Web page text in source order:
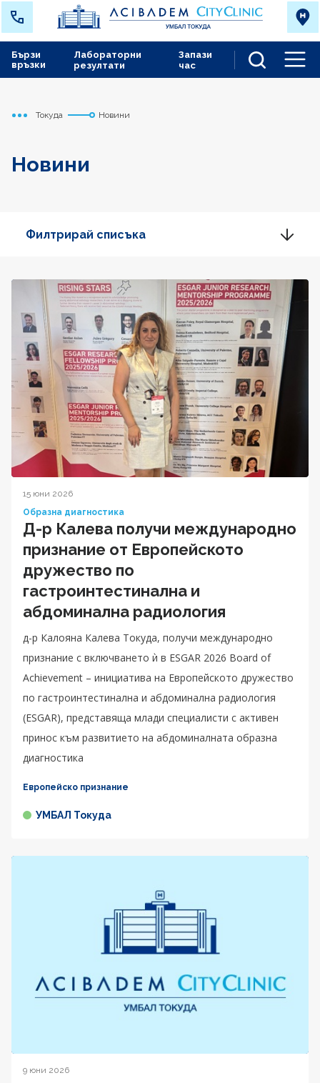
Лабораторни
резултати
Запази
час
Бързи
връзки
Начало
Токуда Новини
Новини
Филтрирай списъка
15 юни 2026
Образна диагностика
Д-р Калева получи международно
признание от Европейското
дружество по
гастроинтестинална и
абдоминална радиология
д-р Калояна Калева Токуда, получи международно
признание с включването ѝ в ESGAR 2026 Board of
Achievement – инициатива на Европейското дружество
по гастроинтестинална и абдоминална радиология
(ESGAR), представяща млади специалисти с активен
принос към развитието на абдоминалната образна
диагностика
Европейско признание
УМБАЛ Токуда
9 юни 2026